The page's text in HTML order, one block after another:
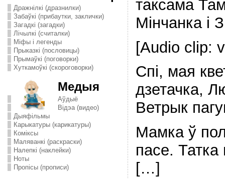
Дражнілкі (дразнилки)
Забаўкі (прибаутки, заклички)
Загадкі (загадки)
Лічылкі (считалки)
Міфы і легенды
Прыказкі (пословицы)
Прымаўкі (поговорки)
Хуткамоўкі (скороговорки)
Медыя
Аўдыё
Відэа (видео)
Дыяфільмы
Карыкатуры (карикатуры)
Комiксы
Маляванкі (раскраски)
Налепкі (наклейки)
Ноты
Пропісы (прописи)
таксама
Мінчанка і
[Audio clip:
Спі, мая
дзетачка,
Ветрык
Мамка ў
пасе. Татка
[…]